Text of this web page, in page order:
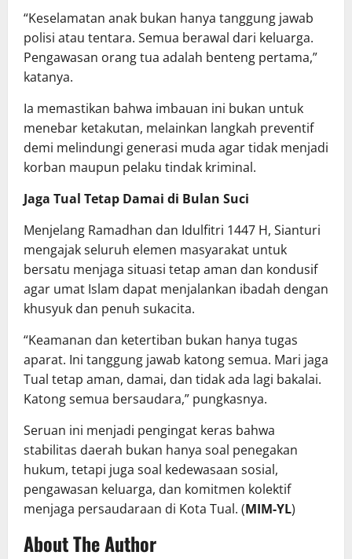
“Keselamatan anak bukan hanya tanggung jawab
polisi atau tentara. Semua berawal dari keluarga.
Pengawasan orang tua adalah benteng pertama,”
katanya.
Ia memastikan bahwa imbauan ini bukan untuk
menebar ketakutan, melainkan langkah preventif
demi melindungi generasi muda agar tidak menjadi
korban maupun pelaku tindak kriminal.
Jaga Tual Tetap Damai di Bulan Suci
Menjelang Ramadhan dan Idulfitri 1447 H, Sianturi
mengajak seluruh elemen masyarakat untuk
bersatu menjaga situasi tetap aman dan kondusif
agar umat Islam dapat menjalankan ibadah dengan
khusyuk dan penuh sukacita.
“Keamanan dan ketertiban bukan hanya tugas
aparat. Ini tanggung jawab katong semua. Mari jaga
Tual tetap aman, damai, dan tidak ada lagi bakalai.
Katong semua bersaudara,” pungkasnya.
Seruan ini menjadi pengingat keras bahwa
stabilitas daerah bukan hanya soal penegakan
hukum, tetapi juga soal kedewasaan sosial,
pengawasan keluarga, dan komitmen kolektif
menjaga persaudaraan di Kota Tual. (MIM-YL)
About The Author